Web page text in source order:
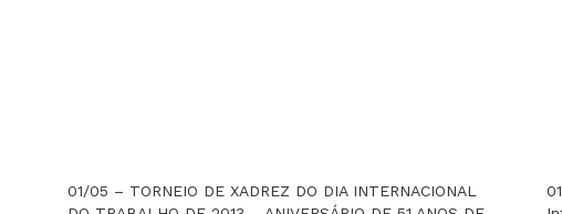
01/05 – TORNEIO DE XADREZ DO DIA INTERNACIONAL